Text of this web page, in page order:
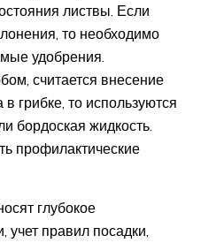
листвы. Если
то необходимо
удобрения.
считается внесение
грибке, то используются
бордоская жидкость.
профилактические
глубокое
учет правил посадки,